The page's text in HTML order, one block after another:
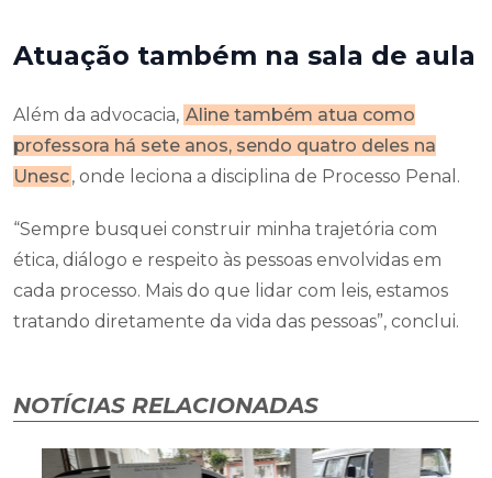
Atuação também na sala de aula
Além da advocacia, Aline também atua como
professora há sete anos, sendo quatro deles na
Unesc, onde leciona a disciplina de Processo Penal.
“Sempre busquei construir minha trajetória com
ética, diálogo e respeito às pessoas envolvidas em
cada processo. Mais do que lidar com leis, estamos
tratando diretamente da vida das pessoas”, conclui.
NOTÍCIAS RELACIONADAS